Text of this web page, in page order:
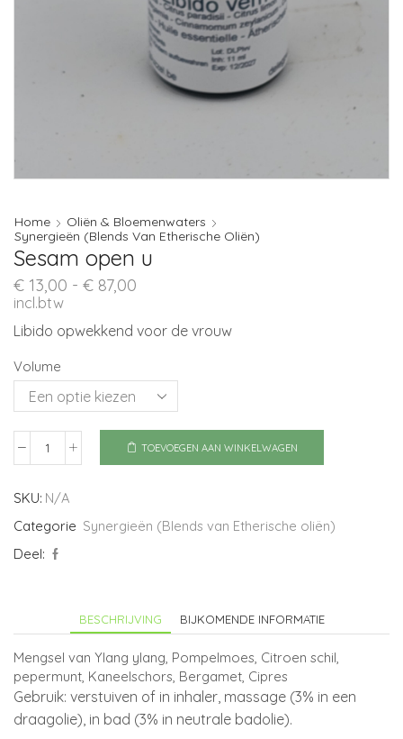
Home
Oliën & Bloemenwaters
Synergieën (Blends Van Etherische Oliën)
Sesam open u
€ 13,00 - € 87,00
€ 87,00
incl.btw
Libido opwekkend voor de vrouw
Volume
Sesam
u
TOEVOEGEN AAN WINKELWAGEN
SKU: N/A
Categorie Synergieën (Blends van Etherische oliën)
Deel:
BESCHRIJVING BIJKOMENDE INFORMATIE
Mengsel van Ylang ylang, Pompelmoes, Citroen schil,
pepermunt, Kaneelschors, Bergamet, Cipres
Gebruik: verstuiven of in inhaler, massage (3% in een
draagolie), in bad (3% in neutrale badolie).